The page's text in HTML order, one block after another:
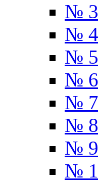
№
№
№
№
№
№
№
№